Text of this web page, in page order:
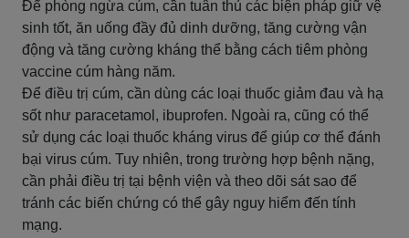
Để phòng ngừa cúm, cần tuân thủ các biện pháp giữ vệ
sinh tốt, ăn uống đầy đủ dinh dưỡng, tăng cường vận
động và tăng cường kháng thể bằng cách tiêm phòng
vaccine cúm hàng năm.
Để điều trị cúm, cần dùng các loại thuốc giảm đau và hạ
sốt như paracetamol, ibuprofen. Ngoài ra, cũng có thể
sử dụng các loại thuốc kháng virus để giúp cơ thể đánh
bại virus cúm. Tuy nhiên, trong trường hợp bệnh nặng,
cần phải điều trị tại bệnh viện và theo dõi sát sao để
tránh các biến chứng có thể gây nguy hiểm đến tính
mạng.